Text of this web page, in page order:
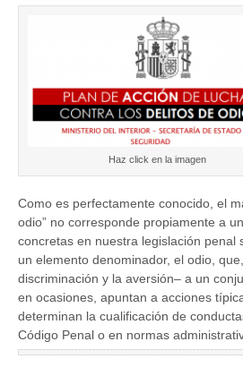
Haz click en la imagen
Como es perfectamente conocido, el
odio” no corresponde propiamente a
concretas en nuestra legislación penal
un elemento denominador, el odio,
discriminación y la aversión– a un
en ocasiones, apuntan a acciones
determinan la cualificación de
Código Penal o en normas